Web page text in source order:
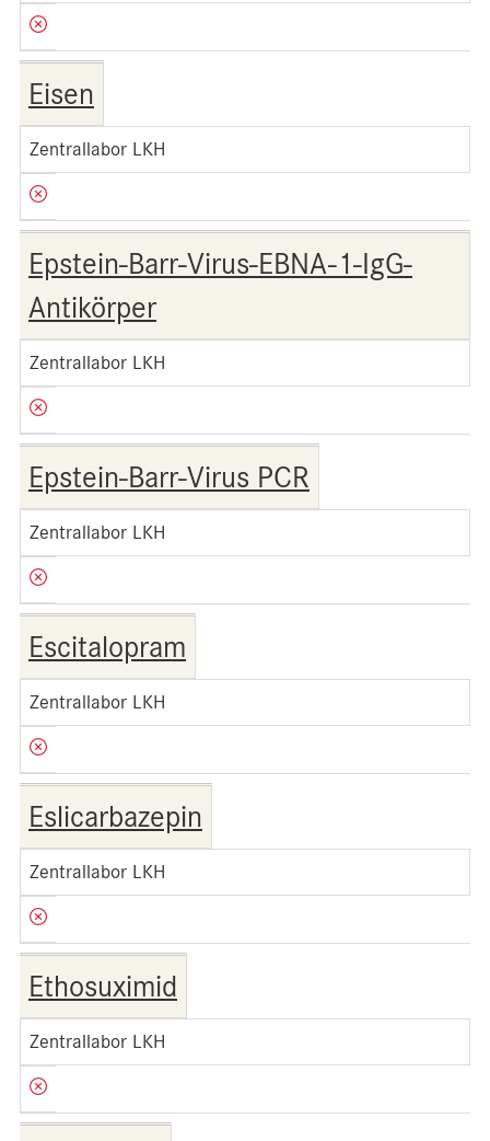
Eisen
Zentrallabor LKH
Epstein-Barr-Virus-EBNA-1-IgG-
Antikörper
Zentrallabor LKH
Epstein-Barr-Virus PCR
Zentrallabor LKH
Escitalopram
Zentrallabor LKH
Eslicarbazepin
Zentrallabor LKH
Ethosuximid
Zentrallabor LKH